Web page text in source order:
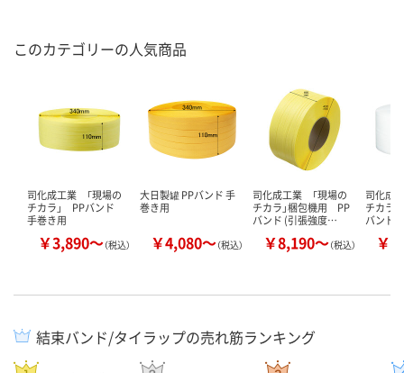
このカテゴリーの人気商品
司化成工業 「現場の
チカラ」 PPバンド
手巻き用
￥3,890～（税込）
大日製罐 PPバンド 手
巻き用
￥4,080～（税込）
司化成工業 「現場の
チカラ」梱包機用 PP
バンド (引張強度…
￥8,190～（税込）
司化成
チカラ
バンド(
￥
結束バンド/タイラップの売れ筋ランキング